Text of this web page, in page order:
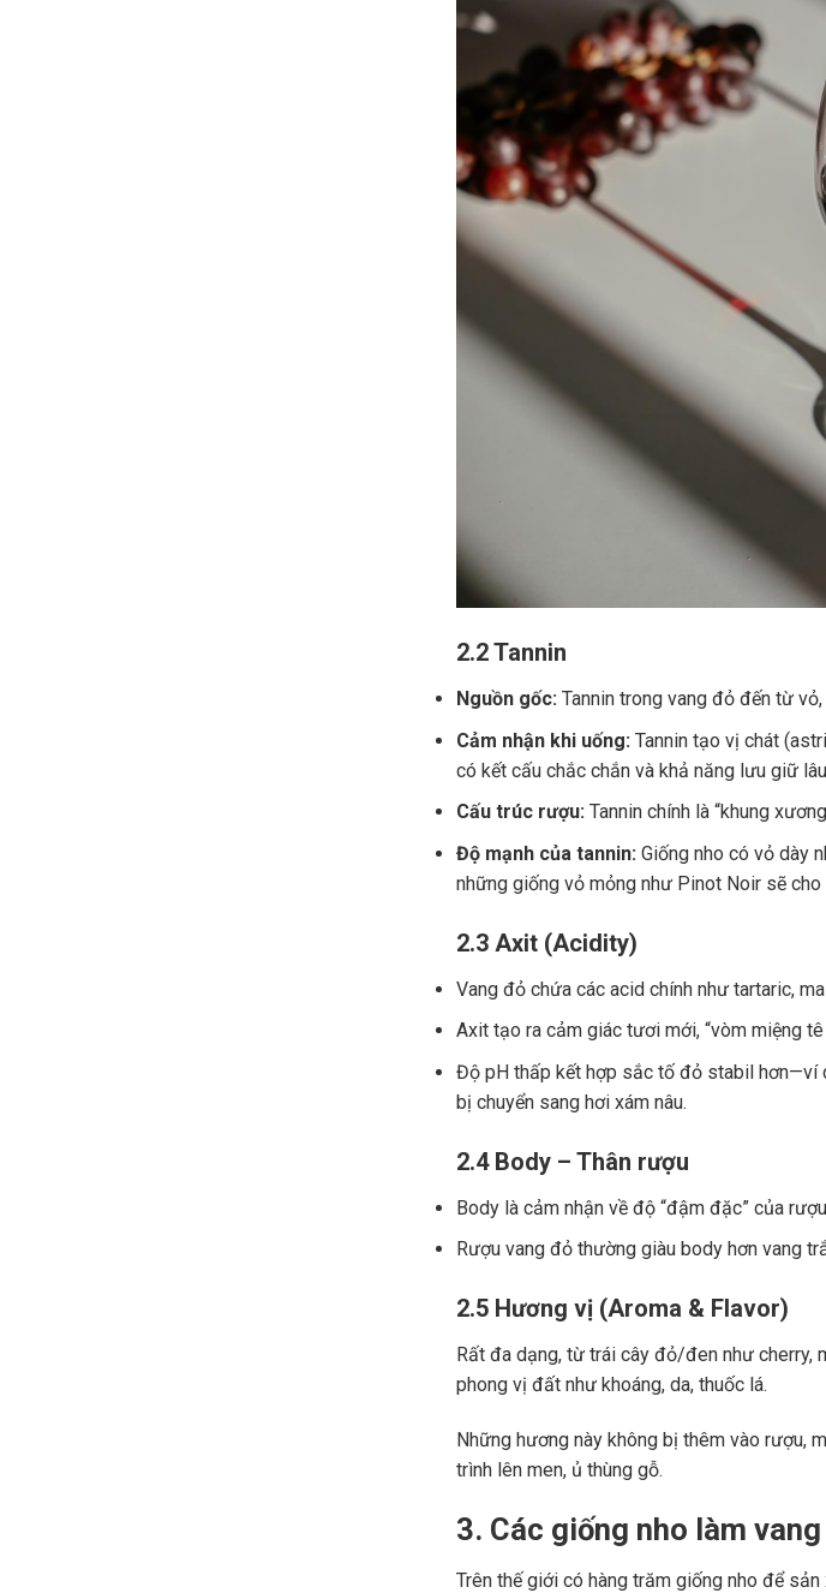
2.2 Tannin
Nguồn gốc:Tannin trong vang đỏ đến từ
Cảm nhận khi uống:Tannin tạo vị chát
có kết cấu chắc chắn và khả năng lưu giữ
Cấu trúc rượu:Tannin chính là “khung
Độ mạnh của tannin:Giống nho có vỏ dày
những giống vỏ mỏng như Pinot Noir sẽ cho
2.3 Axit (Acidity)
Vang đỏ chứa các acid chính như tartaric,
Axit tạo ra cảm giác tươi mới, “vòm miệng
Độ pH thấp kết hợp sắc tố đỏ stabil hơn—ví
bị chuyển sang hơi xám nâu.
2.4 Body – Thân rượu
Body là cảm nhận về độ “đậm đặc” của
Rượu vang đỏ thường giàu body hơn vang
2.5 Hương vị (Aroma & Flavor)
Rất đa dạng, từ trái cây đỏ/đen như cherry,
phong vị đất như khoáng, da, thuốc lá.
Những hương này không bị thêm vào rượu,
trình lên men, ủ thùng gỗ.
3. Các giống nho làm
Trên thế giới có hàng trăm giống nho để